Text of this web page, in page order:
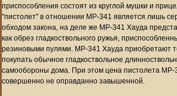
приспособления состоят из круглой мушки и
"пистолет" в отношении МР-341 является лишь
обходом закона, на деле же МР-341 Хауда
как обрез гладкоствольного ружья,
резиновыми пулями. МР-341 Хауда приобретают
покупать обычное гладкоствольное
самообороны дома. При этом цена пистолета МР-
совершенно не оправданно завышенной.